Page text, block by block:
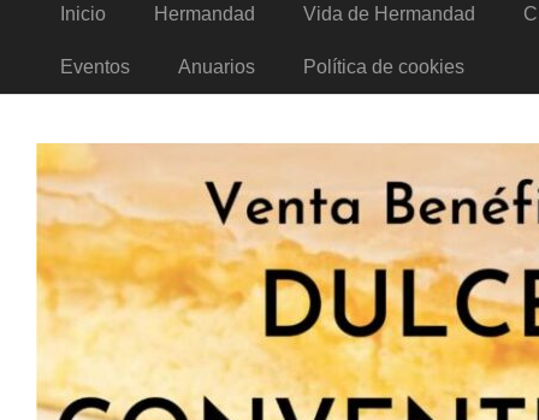
Inicio Hermandad Vida de Hermandad
Eventos Anuarios Política de cookies